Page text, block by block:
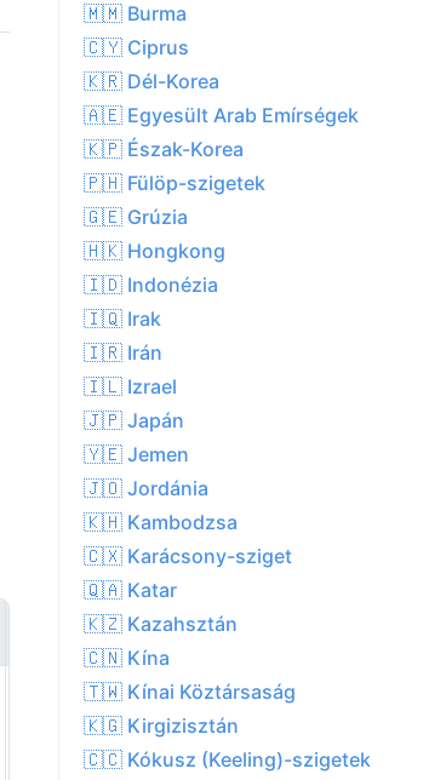
P 14. aug.
🇲🇲 Burma
🇨🇾 Ciprus
🇰🇷 Dél-Korea
🇦🇪 Egyesült Arab Emírségek
🇰🇵 Észak-Korea
🇵🇭 Fülöp-szigetek
🇬🇪 Grúzia
🇭🇰 Hongkong
🇮🇩 Indonézia
🇮🇶 Irak
🇮🇷 Irán
🇮🇱 Izrael
🇯🇵 Japán
🇾🇪 Jemen
🇯🇴 Jordánia
🇰🇭 Kambodzsa
🇨🇽 Karácsony-sziget
🇶🇦 Katar
🇰🇿 Kazahsztán
🇨🇳 Kína
🇹🇼 Kínai Köztársaság
🇰🇬 Kirgizisztán
🇨🇨 Kókusz (Keeling)-szigetek